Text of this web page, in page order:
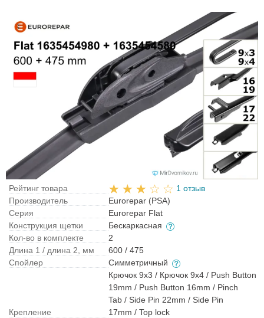
Рейтинг товара
1 отзыв
Производитель
Eurorepar (PSA)
Серия
Eurorepar Flat
Конструкция щетки
Бескаркасная
Кол-во в комплекте
2
Длина 1 / длина 2, мм
600 / 475
Спойлер
Симметричный
Крепление
Крючок 9x3 / Крючок 9x4 / Push Button
19mm / Push Button 16mm / Pinch
Tab / Side Pin 22mm / Side Pin
17mm / Top lock